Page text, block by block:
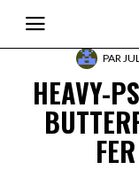
PAR
HEAVY-